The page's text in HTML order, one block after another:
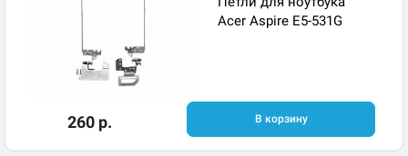
Acer Aspire E5-531G
260 р. В корзину